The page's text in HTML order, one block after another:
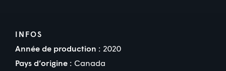
INFOS
Année de production : 2020
Pays d’origine : Canada